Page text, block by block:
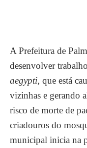
A Prefeitura de
desenvolver
aegypti, que está
vizinhas e gerando
risco de morte de
criadouros do
municipal inicia na